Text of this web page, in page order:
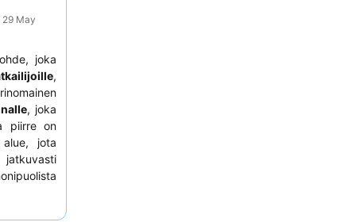
May
joka
,
, joka
piirre on
jota
jatkuvasti